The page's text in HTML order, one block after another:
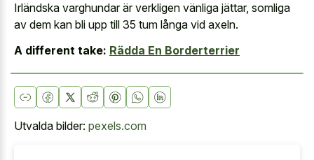
Irländska varghundar är verkligen vänliga jättar, somliga
av dem kan bli upp till 35 tum långa vid axeln.
A different take: Rädda En Borderterrier
Utvalda bilder: pexels.com